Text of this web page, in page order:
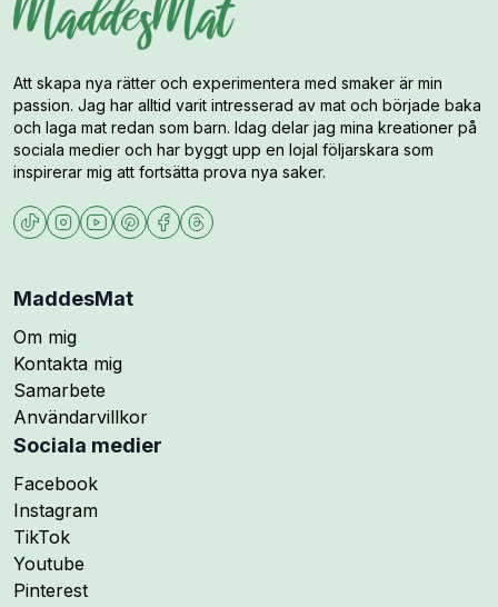
Att skapa nya rätter och experimentera med smaker är min
passion. Jag har alltid varit intresserad av mat och började baka
och laga mat redan som barn. Idag delar jag mina kreationer på
sociala medier och har byggt upp en lojal följarskara som
inspirerar mig att fortsätta prova nya saker.
MaddesMat
Om mig
Kontakta mig
Samarbete
Användarvillkor
Sociala medier
Följ mig på
Facebook
Följ mig på
Instagram
Följ mig på
TikTok
Följ mig på
Youtube
Följ mig på
Pinterest